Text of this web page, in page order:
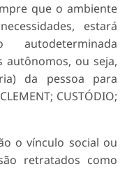
que o ambiente
estará
autônomos, ou seja,
da pessoa para
CUSTÓDIO;
o vínculo social ou
retratados como